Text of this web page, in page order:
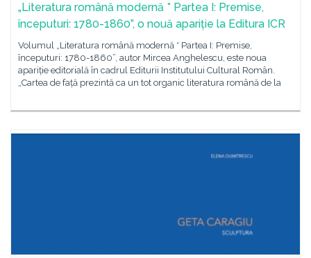
„Literatura română modernă * Partea I: Premise,
începuturi: 1780-1860”, o nouă apariție la Editura ICR
Volumul „Literatura română modernă * Partea I: Premise,
începuturi: 1780-1860”, autor Mircea Anghelescu, este noua
apariție editorială în cadrul Editurii Institutului Cultural Român.
„Cartea de față prezintă ca un tot organic literatura română de la